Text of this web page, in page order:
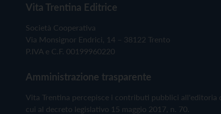
Vita Trentina Editrice
Società Cooperativa
Via Monsignor Endrici, 14 – 38122 Trento
P.IVA e C.F. 00199960220
Amministrazione trasparente
Vita Trentina percepisce i contributi pubblici all'editoria
cui al decreto legislativo 15 maggio 2017, n. 70.